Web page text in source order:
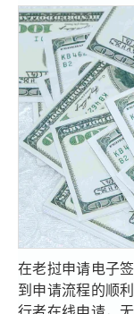
在老挝申请电子
到申请流程的顺